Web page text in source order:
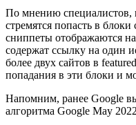
По мнению специалистов,
стремятся попасть в
сниппеты отображаются
содержат ссылку на один
более двух сайтов в
попадания в эти блоки и
Напомним, ранее Google
алгоритма Google May